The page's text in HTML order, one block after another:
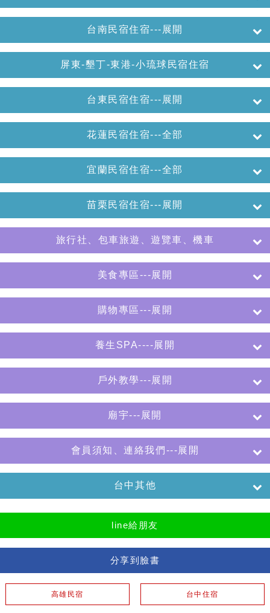
台南民宿住宿---展開
屏東-墾丁-東港-小琉球民宿住宿
台東民宿住宿---展開
花蓮民宿住宿---全部
宜蘭民宿住宿---全部
苗栗民宿住宿---展開
旅行社、包車旅遊、遊覽車、機車
美食專區---展開
購物專區---展開
養生SPA----展開
戶外教學---展開
廟宇---展開
會員須知、連絡我們---展開
台中其他
line給朋友
分享到臉書
高雄民宿 台中住宿